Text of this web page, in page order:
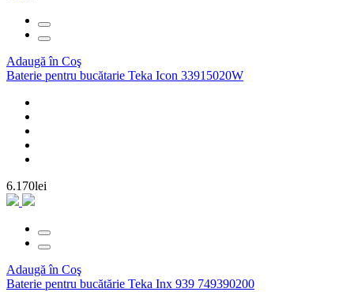
Adaugă în Coş
Baterie pentru bucătarie Teka Icon 33915020W
6.170lei
Adaugă în Coş
Baterie pentru bucătărie Teka Inx 939 749390200